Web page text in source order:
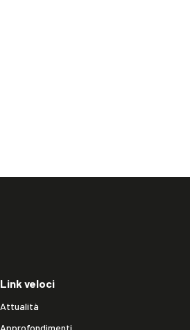
Link veloci
Attualità
Approfondimenti